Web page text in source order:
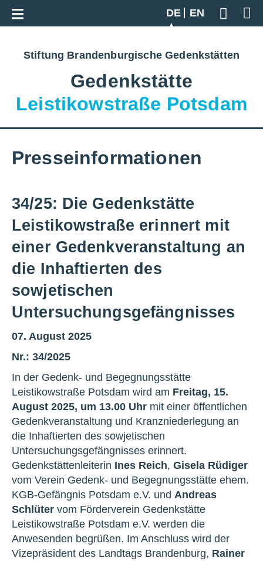
DE
EN
Geben
Zur Gesamtübersicht
Stiftung Brandenburgische Gedenkstätten
Gedenkstätte
Leistikowstraße Potsdam
Presseinformationen
34/25: Die Gedenkstätte
Leistikowstraße erinnert mit
einer Gedenkveranstaltung an
die Inhaftierten des
sowjetischen
Untersuchungsgefängnisses
07. August 2025
Nr.: 34/2025
In der Gedenk- und Begegnungsstätte
Leistikowstraße Potsdam wird am Freitag, 15.
August 2025, um 13.00 Uhr mit einer öffentlichen
Gedenkveranstaltung und Kranzniederlegung an
die Inhaftierten des sowjetischen
Untersuchungsgefängnisses erinnert.
Gedenkstättenleiterin Ines Reich, Gisela Rüdiger
vom Verein Gedenk- und Begegnungsstätte ehem.
KGB-Gefängnis Potsdam e.V. und Andreas
Schlüter vom Förderverein Gedenkstätte
Leistikowstraße Potsdam e.V. werden die
Anwesenden begrüßen. Im Anschluss wird der
Vizepräsident des Landtags Brandenburg, Rainer